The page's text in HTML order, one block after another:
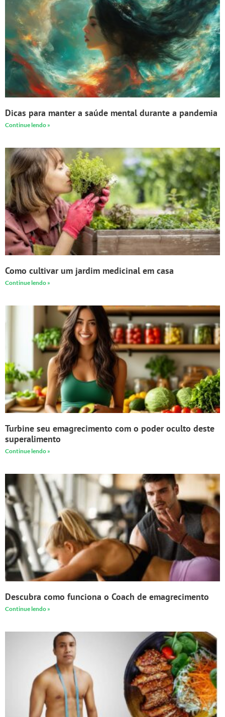
Dicas para manter a saúde mental durante a pandemia
Continue lendo »
Como cultivar um jardim medicinal em casa
Continue lendo »
Turbine seu emagrecimento com o poder oculto deste
superalimento
Continue lendo »
Descubra como funciona o Coach de emagrecimento
Continue lendo »